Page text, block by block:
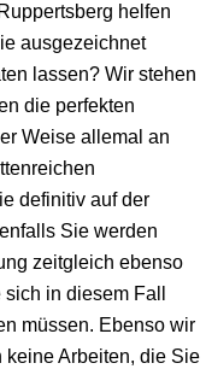
helfen
ausgezeichnet
lassen? Wir stehen
die perfekten
Weise allemal an
definitiv auf der
Sie werden
zeitgleich ebenso
in diesem Fall
müssen. Ebenso wir
keine Arbeiten, die Sie